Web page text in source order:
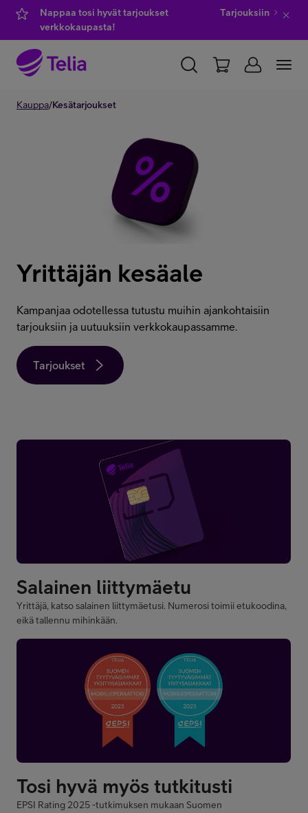
Nappaa tosi hyvät tarjoukset
verkkokaupasta!
Tarjouksiin
YKSITYISILLE YRITYKSILLE
Asiakastuki
Minun Telia Yrityksille
Inspiroidu
Kauppa/Kesätarjoukset
Yrittäjän kesäale
Kampanjaa odotellessa tutustu muihin ajankohtaisiin
tarjouksiin ja uutuuksiin verkkokaupassamme.
Tarjoukset
Yrittäjä, katso salainen liittymäetusi. Numerosi toimii etukoodina,
eikä tallennu mihinkään.
EPSI Rating 2025 -tutkimuksen mukaan Suomen